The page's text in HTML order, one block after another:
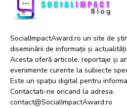
SocialImpactAward.ro un site de
diseminării de informații și actualități.
Acesta oferă articole, reportaje și
evenimente curente la subiecte
Este un spațiu digital pentru
Contactati-ne oricand la adresa:
contact@SocialImpactAward.ro